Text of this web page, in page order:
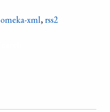
omeka-xml, rss2